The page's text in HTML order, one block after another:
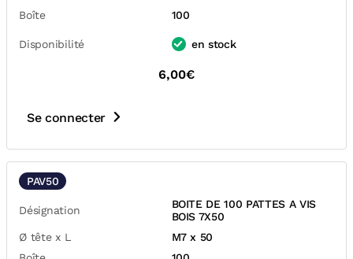
Boîte
100
Disponibilité en stock
6,00€
Se connecter
PAV50
Désignation
BOITE DE 100 PATTES A VIS
BOIS 7X50
Ø tête x L
M7 x 50